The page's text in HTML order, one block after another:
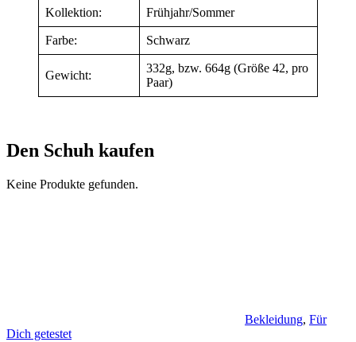
Kollektion: Frühjahr/Sommer
Farbe: Schwarz
Gewicht:
332g, bzw. 664g (Größe 42, pro
Paar)
Den Schuh kaufen
Keine Produkte gefunden.
Bekleidung, Für
Dich getestet